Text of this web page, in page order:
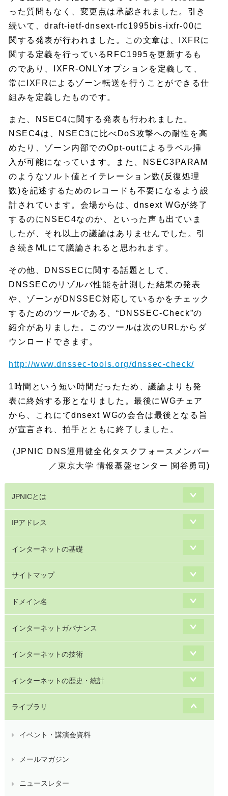
った質問もなく、変更点は承認されました。引き
続いて、draft-ietf-dnsext-rfc1995bis-ixfr-00に
関する発表が行われました。この文章は、IXFRに
関する定義を行っているRFC1995を更新するも
のであり、IXFR-ONLYオプションを定義して、
常にIXFRによるゾーン転送を行うことができる仕
組みを定義したものです。
また、NSEC4に関する発表も行われました。
NSEC4は、NSEC3に比べDoS攻撃への耐性を高
めたり、ゾーン内部でのOpt-outによるラベル挿
入が可能になっています。また、NSEC3PARAM
のようなソルト値とイテレーション数(反復処理
数)を記述するためのレコードも不要になるよう設
計されています。会場からは、dnsext WGが終了
するのにNSEC4なのか、といった声も出ていま
したが、それ以上の議論はありませんでした。引
き続きMLにて議論されると思われます。
その他、DNSSECに関する話題として、
DNSSECのリゾルバ性能を計測した結果の発表
や、ゾーンがDNSSEC対応しているかをチェック
するためのツールである、“DNSSEC-Check”の
紹介がありました。このツールは次のURLからダ
ウンロードできます。
http://www.dnssec-tools.org/dnssec-check/
1時間という短い時間だったため、議論よりも発
表に終始する形となりました。最後にWGチェア
から、これにてdnsext WGの会合は最後となる旨
が宣言され、拍手とともに終了しました。
(JPNIC DNS運用健全化タスクフォースメンバー
／東京大学 情報基盤センター 関谷勇司)
JPNICとは
IPアドレス
インターネットの基礎
サイトマップ
ドメイン名
インターネットガバナンス
インターネットの技術
インターネットの歴史・統計
ライブラリ
イベント・講演会資料
メールマガジン
ニュースレター